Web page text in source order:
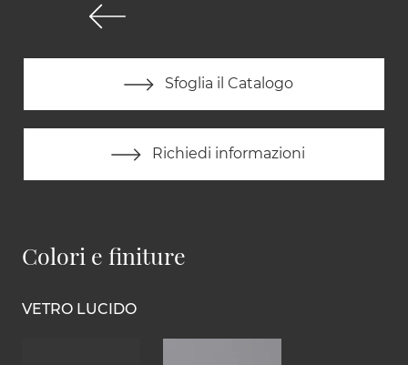
Sfoglia il Catalogo
Richiedi informazioni
Colori e finiture
VETRO LUCIDO